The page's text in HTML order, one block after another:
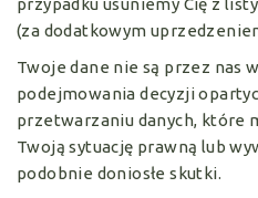
(za dodatkowym
Twoje dane nie są przez nas
podejmowania decyzji
przetwarzaniu danych, które
Twoją sytuację prawną lub
podobnie doniosłe skutki.